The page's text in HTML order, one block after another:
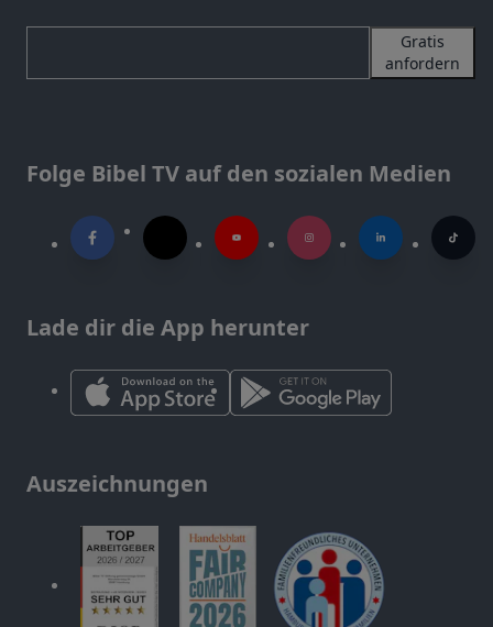
Gratis
anfordern
Folge Bibel TV auf den sozialen Medien
Lade dir die App herunter
Auszeichnungen